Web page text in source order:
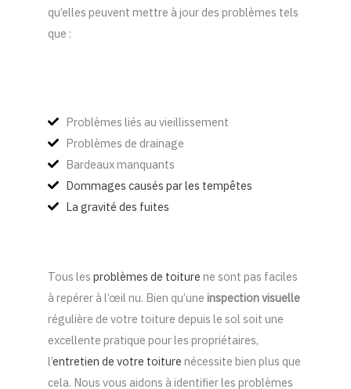
qu’elles peuvent mettre à jour des problèmes tels
que :
Problèmes liés au vieillissement
Problèmes de drainage
Bardeaux manquants
Dommages causés par les tempêtes
La gravité des fuites
Tous les problèmes de toiture ne sont pas faciles
à repérer à l’œil nu. Bien qu’une inspection visuelle
régulière de votre toiture depuis le sol soit une
excellente pratique pour les propriétaires,
l’entretien de votre toiture nécessite bien plus que
cela. Nous vous aidons à identifier les problèmes